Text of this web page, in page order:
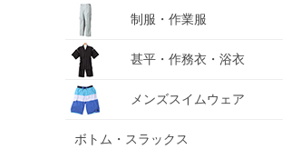
制服・作業服
甚平・作務衣・浴衣
メンズスイムウェア
ボトム・スラックス